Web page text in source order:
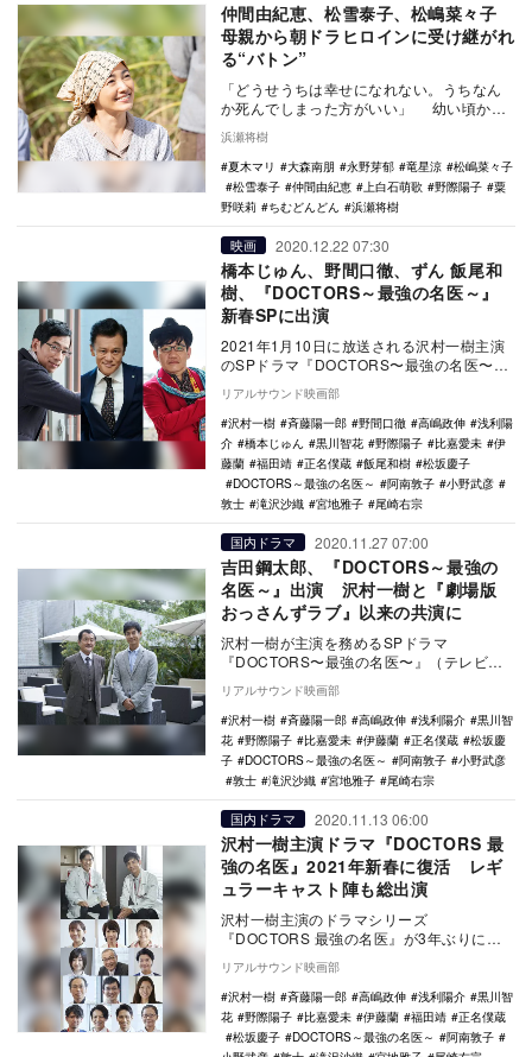
仲間由紀恵、松雪泰子、松嶋菜々子
母親から朝ドラヒロインに受け継がれ
る“バトン”
「どうせうちは幸せになれない。うちなん
か死んでしまった方がいい」 幼い頃から
っても…
浜瀬将樹
夏木マリ
大森南朋 永野芽郁 竜星涼
松嶋菜々子
松雪泰子
仲間由紀恵 上白石萌歌 野際陽子
粟
野咲莉
ちむどんどん 浜瀬将樹
映画 2020.12.22 07:30
橋本じゅん、野間口徹、ずん 飯尾和
樹、『DOCTORS～最強の名医～』
新春SPに出演
2021年1月10日に放送される沢村一樹主演
のSPドラマ『DOCTORS〜最強の名医〜』
に、橋本じゅん、野間口徹、飯尾和樹（ず
ん…
リアルサウンド映画部
沢村一樹
斉藤陽一郎 野間口徹 高嶋政伸
浅利陽
介
橋本じゅん 黒川智花 野際陽子 比嘉愛未
伊
藤蘭
福田靖 正名僕蔵 飯尾和樹
松坂慶子
DOCTORS～最強の名医～
阿南敦子
小野武彦
敦士
滝沢沙織 宮地雅子 尾崎右宗
国内ドラマ 2020.11.27 07:00
吉田鋼太郎、『DOCTORS～最強の
名医～』出演 沢村一樹と『劇場版
おっさんずラブ』以来の共演に
沢村一樹が主演を務めるSPドラマ
『DOCTORS〜最強の名医〜』（テレビ朝
日系）の放送日が2021年1月10日に決定
し、あわせて…
リアルサウンド映画部
沢村一樹
斉藤陽一郎 高嶋政伸 浅利陽介
黒川智
花
野際陽子 比嘉愛未 伊藤蘭 正名僕蔵
松坂慶
子
DOCTORS～最強の名医～ 阿南敦子
小野武彦
敦士
滝沢沙織 宮地雅子 尾崎右宗
国内ドラマ 2020.11.13 06:00
沢村一樹主演ドラマ『DOCTORS 最
強の名医』2021年新春に復活 レギ
ュラーキャスト陣も総出演
沢村一樹主演のドラマシリーズ
『DOCTORS 最強の名医』が3年ぶりに復
活し、最新作がテレビ朝日系で2021年新春
に放送されるこ…
リアルサウンド映画部
沢村一樹
斉藤陽一郎 高嶋政伸 浅利陽介
黒川智
花
野際陽子 比嘉愛未 伊藤蘭 福田靖
正名僕蔵
松坂慶子
DOCTORS～最強の名医～
阿南敦子